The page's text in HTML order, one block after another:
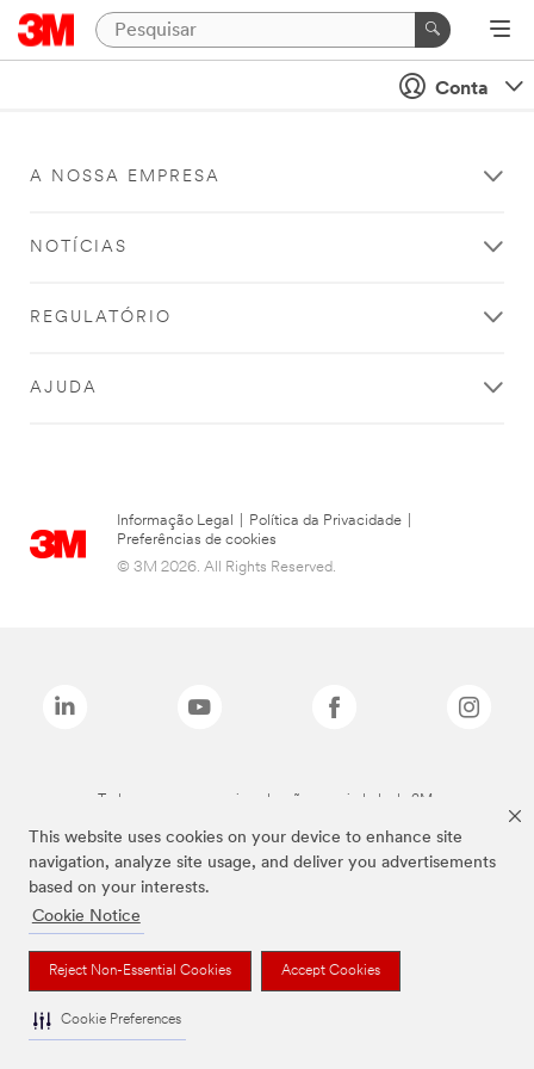
This website uses cookies on your device to enhance site
navigation, analyze site usage, and deliver you advertisements
based on your interests.
Cookie Notice
Reject Non-Essential Cookies Accept Cookies
Cookie Preferences
Conta
A NOSSA EMPRESA
NOTÍCIAS
REGULATÓRIO
AJUDA
Informação Legal Política da Privacidade
Preferências de cookies
© 3M 2026. All Rights Reserved.
Todas as marcas mencionadas são propriedade da 3M.